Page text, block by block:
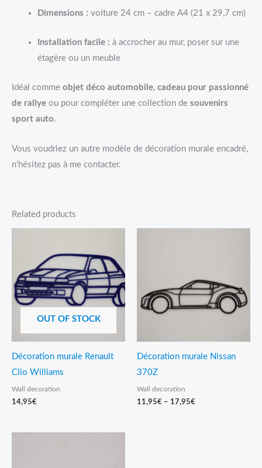
Dimensions : voiture 24 cm – cadre A4 (21 x 29,7 cm)
Installation facile : à accrocher au mur, poser sur une
étagère ou un meuble
Idéal comme objet déco automobile, cadeau pour passionné
de rallye ou pour compléter une collection de souvenirs
sport auto.
Vous voudriez un autre modèle de décoration murale encadré,
n’hésitez pas à me contacter.
Related products
OUT OF STOCK
Décoration murale Renault
Clio Williams
Wall decoration
14,95€
Décoration murale Nissan
370Z
Wall decoration
11,95€ – 17,95€